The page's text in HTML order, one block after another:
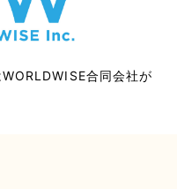
合同会社が